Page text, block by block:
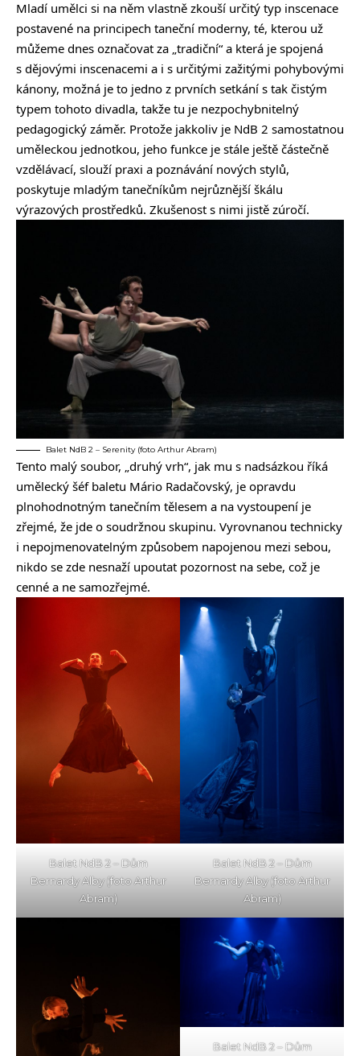
Mladí umělci si na něm vlastně zkouší určitý typ inscenace
postavené na principech taneční moderny, té, kterou už
můžeme dnes označovat za „tradiční“ a která je spojená
s dějovými inscenacemi a i s určitými zažitými pohybovými
kánony, možná je to jedno z prvních setkání s tak čistým
typem tohoto divadla, takže tu je nezpochybnitelný
pedagogický záměr. Protože jakkoliv je NdB 2 samostatnou
uměleckou jednotkou, jeho funkce je stále ještě částečně
vzdělávací, slouží praxi a poznávání nových stylů,
poskytuje mladým tanečníkům nejrůznější škálu
výrazových prostředků. Zkušenost s nimi jistě zúročí.
Balet NdB 2 – Serenity (foto Arthur Abram)
Tento malý soubor, „druhý vrh“, jak mu s nadsázkou říká
umělecký šéf baletu Mário Radačovský, je opravdu
plnohodnotným tanečním tělesem a na vystoupení je
zřejmé, že jde o soudržnou skupinu. Vyrovnanou technicky
i nepojmenovatelným způsobem napojenou mezi sebou,
nikdo se zde nesnaží upoutat pozornost na sebe, což je
cenné a ne samozřejmé.
Balet NdB 2 – Dům
Bernardy Alby (foto Arthur
Abram)
Balet NdB 2 – Dům
Bernardy Alby (foto Arthur
Abram)
Balet NdB 2 – Dům